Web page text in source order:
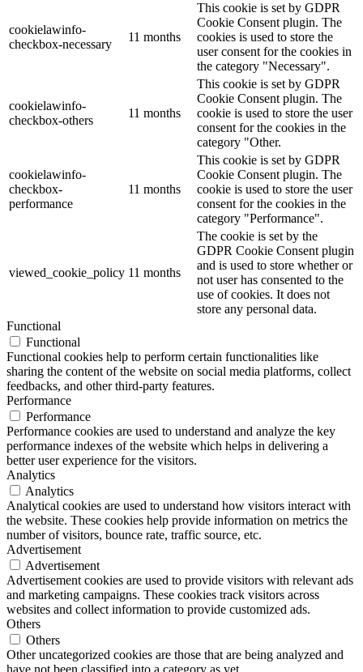
cookielawinfo-
checkbox-necessary
11 months
This cookie is set by GDPR
Cookie Consent plugin. The
cookies is used to store the
user consent for the cookies in
the category "Necessary".
cookielawinfo-
checkbox-others
11 months
This cookie is set by GDPR
Cookie Consent plugin. The
cookie is used to store the user
consent for the cookies in the
category "Other.
cookielawinfo-
checkbox-
performance
11 months
This cookie is set by GDPR
Cookie Consent plugin. The
cookie is used to store the user
consent for the cookies in the
category "Performance".
viewed_cookie_policy 11 months
The cookie is set by the
GDPR Cookie Consent plugin
and is used to store whether or
not user has consented to the
use of cookies. It does not
store any personal data.
Functional
Functional
Functional cookies help to perform certain functionalities like
sharing the content of the website on social media platforms, collect
feedbacks, and other third-party features.
Performance
Performance
Performance cookies are used to understand and analyze the key
performance indexes of the website which helps in delivering a
better user experience for the visitors.
Analytics
Analytics
Analytical cookies are used to understand how visitors interact with
the website. These cookies help provide information on metrics the
number of visitors, bounce rate, traffic source, etc.
Advertisement
Advertisement
Advertisement cookies are used to provide visitors with relevant ads
and marketing campaigns. These cookies track visitors across
websites and collect information to provide customized ads.
Others
Others
Other uncategorized cookies are those that are being analyzed and